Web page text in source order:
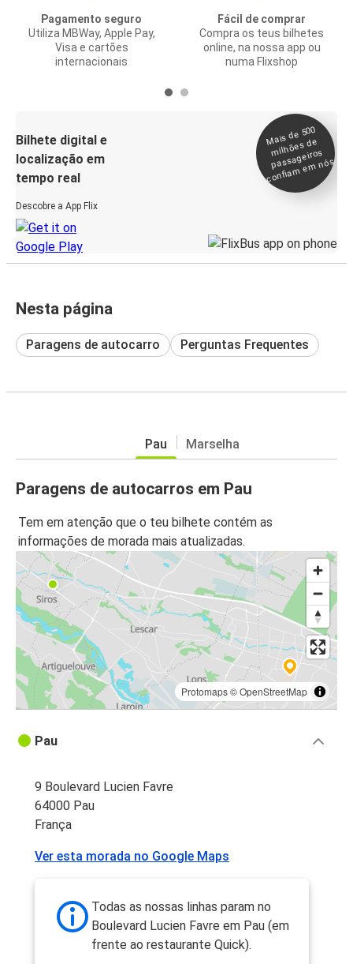
Pagamento seguro
Utiliza MBWay, Apple Pay,
Visa e cartões
internacionais
Fácil de comprar
Compra os teus bilhetes
online, na nossa app ou
numa Flixshop
Bilhete digital e
localização em
tempo real
Descobre a App Flix
Mais de 500
milhões de
passageiros
confia
m e
m nós
Nesta página
Paragens de autocarro Perguntas Frequentes
Pau Marselha
Paragens de autocarros em Pau
Tem em atenção que o teu bilhete contém as
informações de morada mais atualizadas.
Protomaps©OpenStreetMap
Pau
9 Boulevard Lucien Favre
64000 Pau
França
Ver esta morada no Google Maps
Todas as nossas linhas param no
Boulevard Lucien Favre em Pau (em
frente ao restaurante Quick).